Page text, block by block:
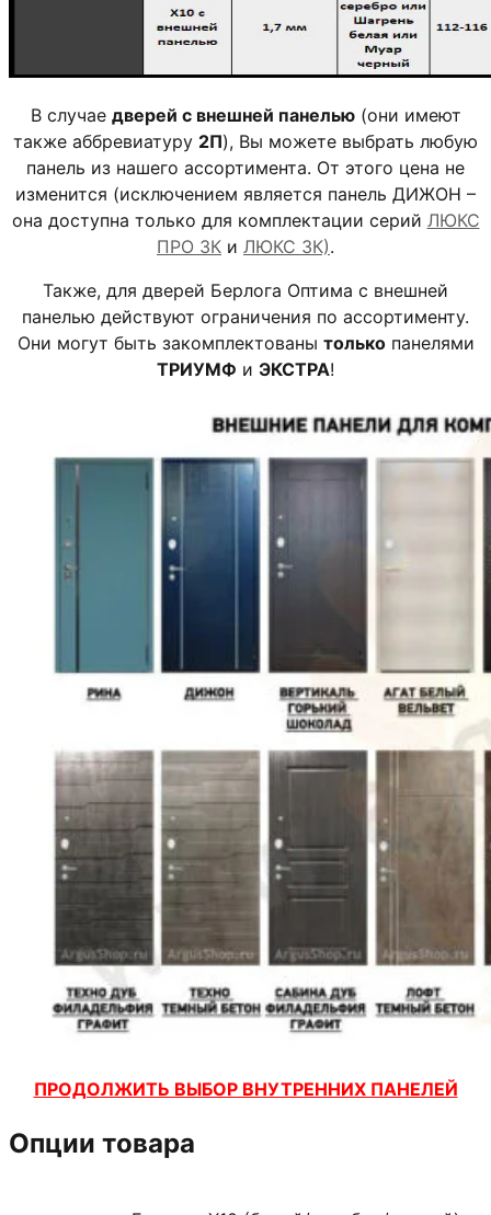
В случае дверей с внешней панелью(они имеют
также аббревиатуру 2П), Вы можете выбрать любую
панель из нашего ассортимента. От этого цена не
изменится (исключением является панель ДИЖОН –
она доступна только для комплектации серий ЛЮКС
ПРО 3К и ЛЮКС 3К).
Также, для дверей Берлога Оптима с внешней
панелью действуют ограничения по ассортименту.
Они могут быть закомплектованы толькопанелями
ТРИУМФ и ЭКСТРА!
ПРОДОЛЖИТЬ ВЫБОР ВНУТРЕННИХ ПАНЕЛЕЙ
Опции товара